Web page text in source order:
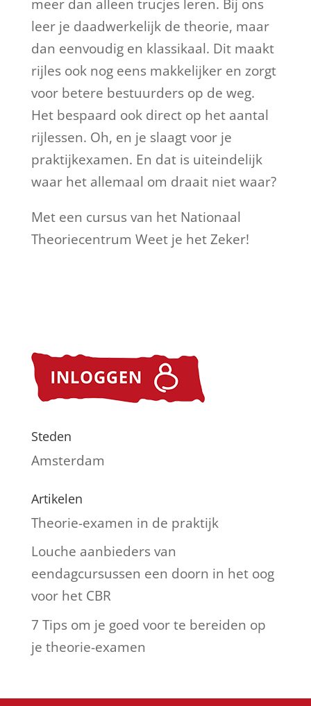
meer dan alleen trucjes leren. Bij ons
leer je daadwerkelijk de theorie, maar
dan eenvoudig en klassikaal. Dit maakt
rijles ook nog eens makkelijker en zorgt
voor betere bestuurders op de weg.
Het bespaard ook direct op het aantal
rijlessen. Oh, en je slaagt voor je
praktijkexamen. En dat is uiteindelijk
waar het allemaal om draait niet waar?
Met een cursus van het Nationaal
Theoriecentrum Weet je het Zeker!
Steden
Amsterdam
Artikelen
Theorie-examen in de praktijk
Louche aanbieders van
eendagcursussen een doorn in het oog
voor het CBR
7 Tips om je goed voor te bereiden op
je theorie-examen